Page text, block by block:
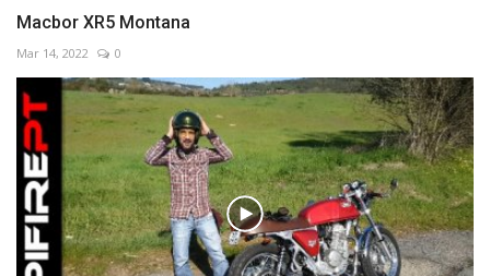
Macbor XR5 Montana
Mar 14, 2022 0